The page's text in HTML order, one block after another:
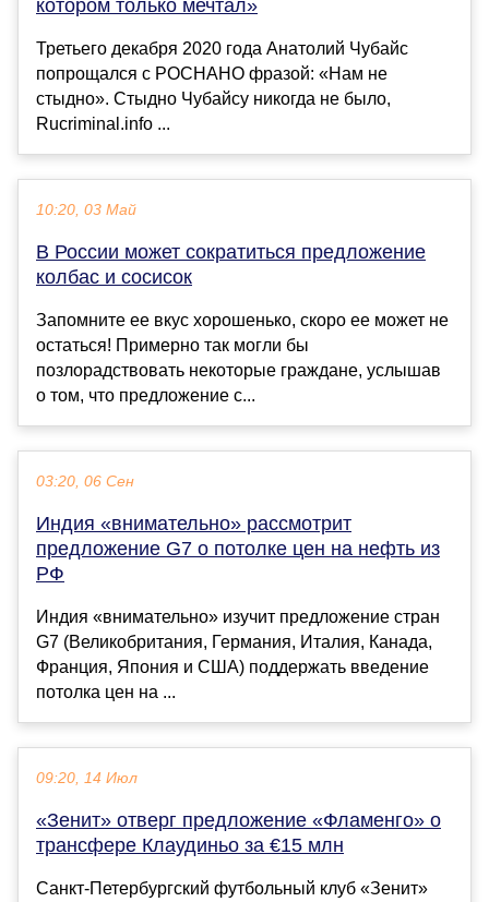
котором только мечтал»
Третьего декабря 2020 года Анатолий Чубайс
попрощался с РОСНАНО фразой: «Нам не
стыдно». Стыдно Чубайсу никогда не было,
Rucriminal.info ...
10:20, 03 Май
В России может сократиться предложение
колбас и сосисок
Запомните ее вкус хорошенько, скоро ее может не
остаться! Примерно так могли бы
позлорадствовать некоторые граждане, услышав
о том, что предложение с...
03:20, 06 Сен
Индия «внимательно» рассмотрит
предложение G7 о потолке цен на нефть из
РФ
Индия «внимательно» изучит предложение стран
G7 (Великобритания, Германия, Италия, Канада,
Франция, Япония и США) поддержать введение
потолка цен на ...
09:20, 14 Июл
«Зенит» отверг предложение «Фламенго» о
трансфере Клаудиньо за €15 млн
Санкт-Петербургский футбольный клуб «Зенит»